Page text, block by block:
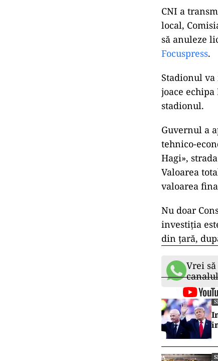
CNI a
local,
să anuleze
Focuspress.
Stadionul
joace
stadionul.
Guvernul a
tehnico-
Hagi»,
Valoarea
valoarea
Nu doar
investiția
din țară,
Vrei